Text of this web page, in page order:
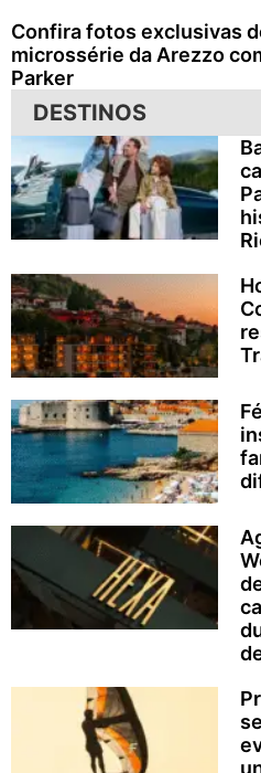
Confira fotos exclusivas
microssérie da Arezzo
Parker
DESTINOS